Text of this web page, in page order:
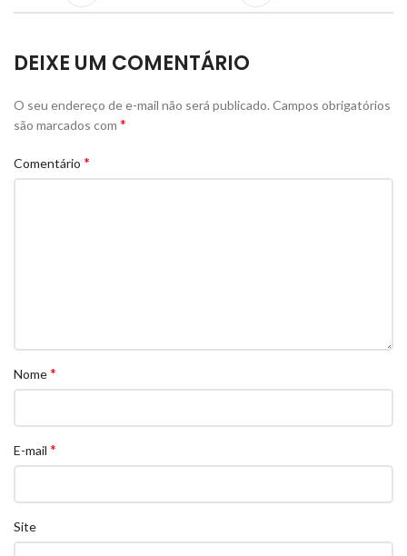
DEIXE UM COMENTÁRIO
O seu endereço de e-mail não será publicado. Campos obrigatórios
são marcados com *
Comentário *
Nome*
E-mail *
Site